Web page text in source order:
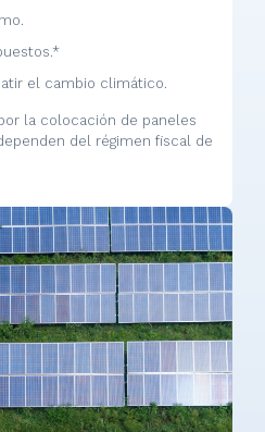
el cambio climático.
la colocación de paneles
del régimen fiscal de